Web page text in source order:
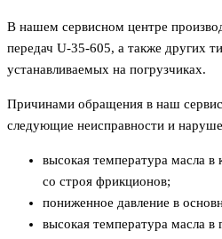
В нашем сервисном центре
передач U-35-605, а также других
устанавливаемых на погрузчиках.
Причинами обращения в наш
следующие неисправности и
высокая температура масла в
со строя фрикционов;
пониженное давление в
высокая температура масла в